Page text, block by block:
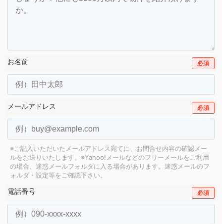
お名前 必須
メールアドレス 必須
※ご記入いただいたメールアドレス宛てに、お問合せ内容の確認メー
ルをお送りいたします。 ※Yahoo!メールなどのフリーメールをご利用
の場合、迷惑メールフォルダに入る場合があります。 迷惑メールのフ
ォルダ・設定等をご確認下さい。
電話番号 必須